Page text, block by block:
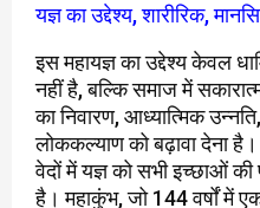
यज्ञ का उद्देश्य, शारीरिक,
इस महायज्ञ का उद्देश्य केवल
नहीं है, बल्कि समाज में
का निवारण, आध्यात्मिक
लोककल्याण को बढ़ावा देना है।
वेदों में यज्ञ को सभी इच्छाओं की
है। महाकुंभ, जो 144 वर्षों में